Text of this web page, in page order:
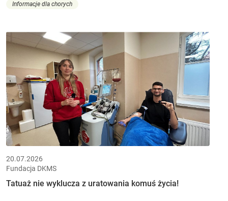
Informacje dla chorych
20.07.2026
Fundacja DKMS
Tatuaż nie wyklucza z uratowania komuś życia!